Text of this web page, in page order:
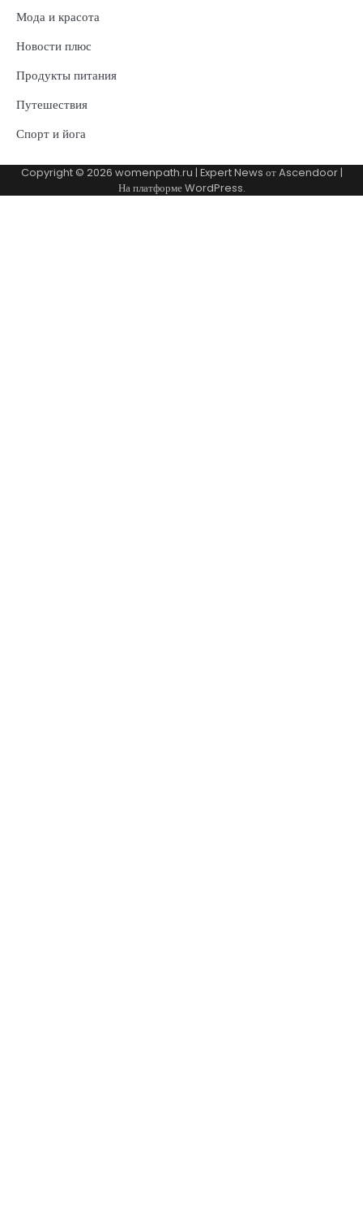
Мода и красота
Новости плюс
Продукты питания
Путешествия
Спорт и йога
Copyright © 2026 womenpath.ru | Expert News отAscendoor|
На платформеWordPress.